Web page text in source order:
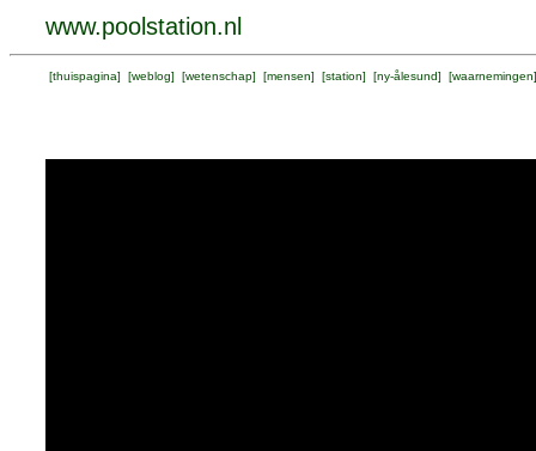
www.poolstation.nl
[thuispagina] [weblog] [wetenschap] [mensen] [station] [ny-ålesund] [waarnemingen